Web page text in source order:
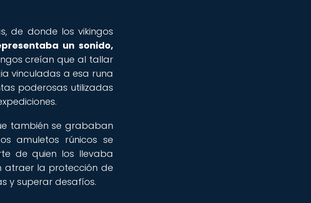
de donde los vikingos
un sonido,
creían que al tallar
vinculadas a esa runa
poderosas utilizadas
también se grababan
amuletos rúnicos se
de quien los llevaba
atraer la protección de
y superar desafíos.